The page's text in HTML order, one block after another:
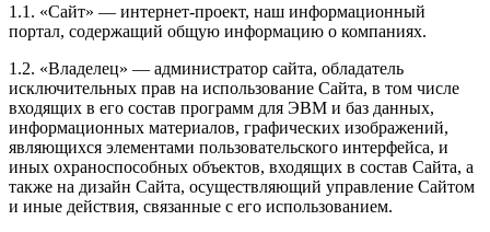
1.1. «Сайт» — интернет-проект, наш информационный
портал, содержащий общую информацию о компаниях.
1.2. «Владелец» — администратор сайта, обладатель
исключительных прав на использование Сайта, в том числе
входящих в его состав программ для ЭВМ и баз данных,
информационных материалов, графических изображений,
являющихся элементами пользовательского интерфейса, и
иных охраноспособных объектов, входящих в состав Сайта, а
также на дизайн Сайта, осуществляющий управление Сайтом
и иные действия, связанные с его использованием.